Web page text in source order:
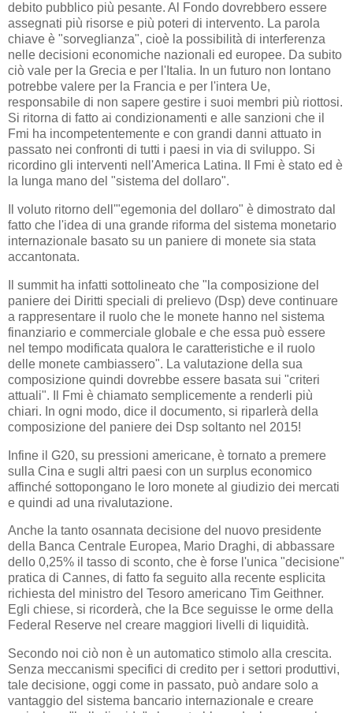
debito pubblico più pesante. Al Fondo dovrebbero essere
assegnati più risorse e più poteri di intervento. La parola
chiave è "sorveglianza", cioè la possibilità di interferenza
nelle decisioni economiche nazionali ed europee. Da subito
ciò vale per la Grecia e per l'Italia. In un futuro non lontano
potrebbe valere per la Francia e per l'intera Ue,
responsabile di non sapere gestire i suoi membri più riottosi.
Si ritorna di fatto ai condizionamenti e alle sanzioni che il
Fmi ha incompetentemente e con grandi danni attuato in
passato nei confronti di tutti i paesi in via di sviluppo. Si
ricordino gli interventi nell'America Latina. Il Fmi è stato ed è
la lunga mano del "sistema del dollaro".
Il voluto ritorno dell'"egemonia del dollaro" è dimostrato dal
fatto che l'idea di una grande riforma del sistema monetario
internazionale basato su un paniere di monete sia stata
accantonata.
Il summit ha infatti sottolineato che "la composizione del
paniere dei Diritti speciali di prelievo (Dsp) deve continuare
a rappresentare il ruolo che le monete hanno nel sistema
finanziario e commerciale globale e che essa può essere
nel tempo modificata qualora le caratteristiche e il ruolo
delle monete cambiassero". La valutazione della sua
composizione quindi dovrebbe essere basata sui "criteri
attuali". Il Fmi è chiamato semplicemente a renderli più
chiari. In ogni modo, dice il documento, si riparlerà della
composizione del paniere dei Dsp soltanto nel 2015!
Infine il G20, su pressioni americane, è tornato a premere
sulla Cina e sugli altri paesi con un surplus economico
affinché sottopongano le loro monete al giudizio dei mercati
e quindi ad una rivalutazione.
Anche la tanto osannata decisione del nuovo presidente
della Banca Centrale Europea, Mario Draghi, di abbassare
dello 0,25% il tasso di sconto, che è forse l'unica "decisione"
pratica di Cannes, di fatto fa seguito alla recente esplicita
richiesta del ministro del Tesoro americano Tim Geithner.
Egli chiese, si ricorderà, che la Bce seguisse le orme della
Federal Reserve nel creare maggiori livelli di liquidità.
Secondo noi ciò non è un automatico stimolo alla crescita.
Senza meccanismi specifici di credito per i settori produttivi,
tale decisione, oggi come in passato, può andare solo a
vantaggio del sistema bancario internazionale e creare